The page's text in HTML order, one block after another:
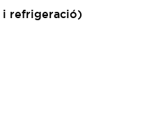
i refrigeració)